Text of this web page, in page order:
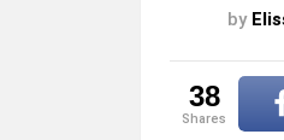
by
38
shares